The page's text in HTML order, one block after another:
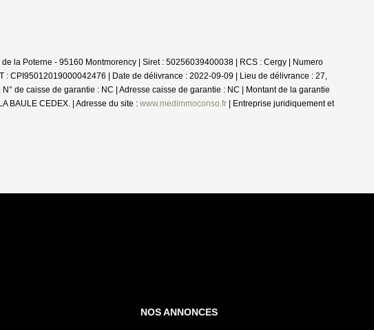
la Poterne - 95160 Montmorency | Siret : 50256039400038 | RCS : Cergy | Numero
: CPI95012019000042476 | Date de délivrance : 2022-09-09 | Lieu de délivrance : 27,
de caisse de garantie : NC | Adresse caisse de garantie : NC | Montant de la garantie
BAULE CEDEX. | Adresse du site : www.medimmoconso.fr
Entreprise juridiquement et
NOS ANNONCES